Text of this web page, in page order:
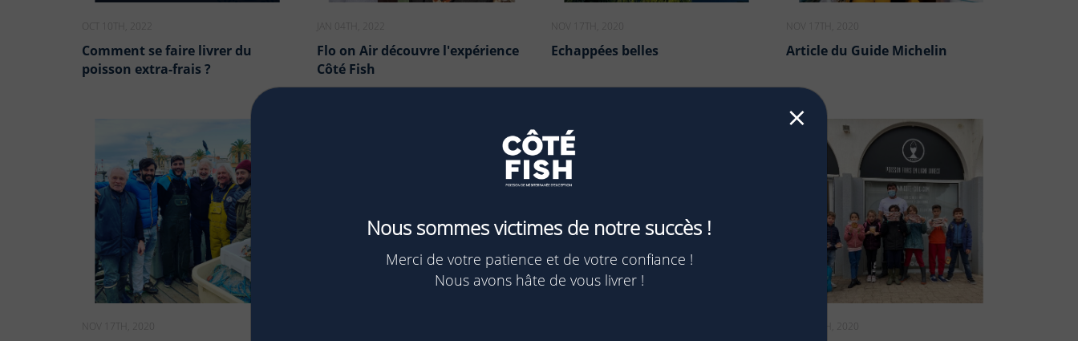
OCT 10TH, 2022
Comment se faire livrer du
poisson extra-frais ?
JAN 04TH, 2022
Flo on Air découvre l'expérience
Côté Fish
NOV 17TH, 2020
Echappées belles
NOV 17TH, 2020
Article du Guide Michelin
NOV 17TH, 2020 NOV 17TH, 2020
⨯
Nous sommes victimes de notre succès !
Merci de votre patience et de votre confiance !
Nous avons hâte de vous livrer !